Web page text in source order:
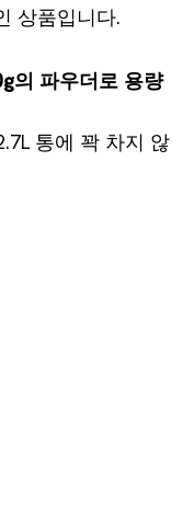
상품입니다.
의 파우더로 용량
통에 꽉 차지 않